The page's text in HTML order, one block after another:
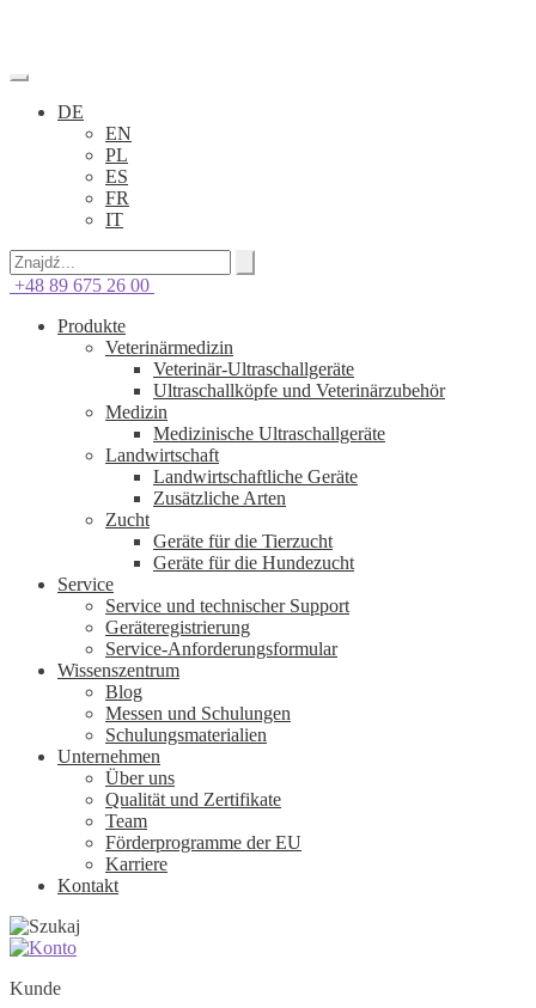
DE
EN
PL
ES
FR
IT
+48 89 675 26 00
Produkte
Veterinärmedizin
Veterinär-Ultraschallgeräte
Ultraschallköpfe und Veterinärzubehör
Medizin
Medizinische Ultraschallgeräte
Landwirtschaft
Landwirtschaftliche Geräte
Zusätzliche Arten
Zucht
Geräte für die Tierzucht
Geräte für die Hundezucht
Service
Service und technischer Support
Geräteregistrierung
Service-Anforderungsformular
Wissenszentrum
Blog
Messen und Schulungen
Schulungsmaterialien
Unternehmen
Über uns
Qualität und Zertifikate
Team
Förderprogramme der EU
Karriere
Kontakt
Kunde